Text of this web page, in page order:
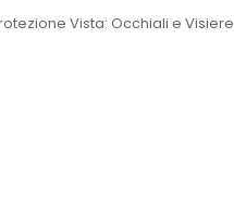
Vista: Occhiali e Visiere